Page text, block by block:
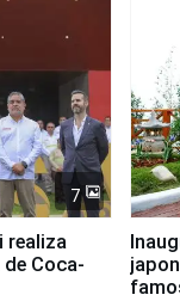
7
realiza
Coca-